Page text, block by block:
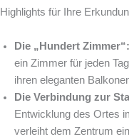
Highlights für Ihre
Die „Hundert Zimmer“:
ein Zimmer für jeden
ihren eleganten
Die Verbindung zur
Entwicklung des Ortes
verleiht dem Zentrum